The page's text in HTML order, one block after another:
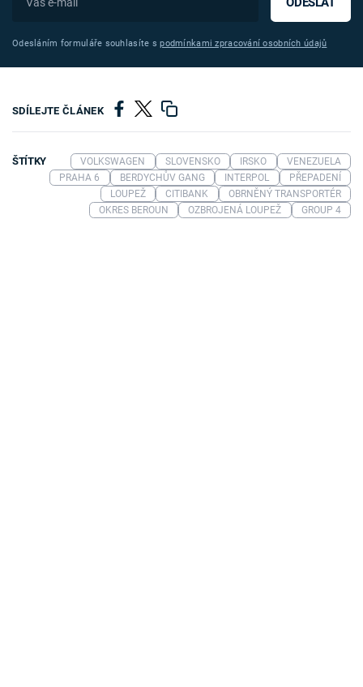
Odesláním formuláře souhlasíte spodmínkami zpracování osobních údajů
SDÍLEJTE ČLÁNEK
ŠTÍTKY VOLKSWAGEN SLOVENSKO IRSKO
VENEZUELA
PRAHA 6
BERDYCHŮV GANG INTERPOL
PŘEPADENÍ
LOUPEŽ
CITIBANK
OBRNĚNÝ TRANSPORTÉR
OKRES BEROUN
OZBROJENÁ LOUPEŽ GROUP 4